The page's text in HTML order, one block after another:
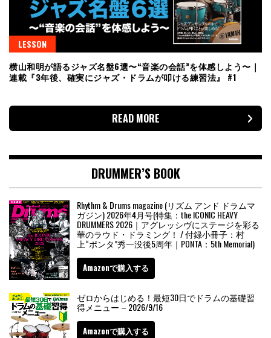
LESSON
横山和明が語るジャズ名盤6選〜“音楽の会話”を体感しよう〜｜
連載『3年後、確実にジャズ・ドラムが叩ける練習法』 #1
READ MORE
DRUMMER’S BOOK
Rhythm & Drums magazine (リズム アンド ドラムマ
ガジン) 2026年4月号(特集：the ICONIC HEAVY
DRUMMERS 2026｜アグレッシヴにステージを彩る
華のラウド・ドラミング！ / 付録小冊子：村
上“ポンタ”秀一没後5周年｜PONTA：5th Memorial)
Amazonで購入する
ゼロからはじめる！最短30日でドラムの基礎習
得メニュー – 2026/9/16
Amazonで購入する